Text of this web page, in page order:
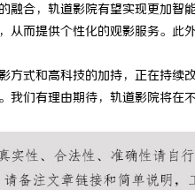
融合，轨道影院有望实现更加
从而提供个性化的观影服务。
方式和高科技的加持，正在持
我们有理由期待，轨道影院将
哪些行业秘诀？